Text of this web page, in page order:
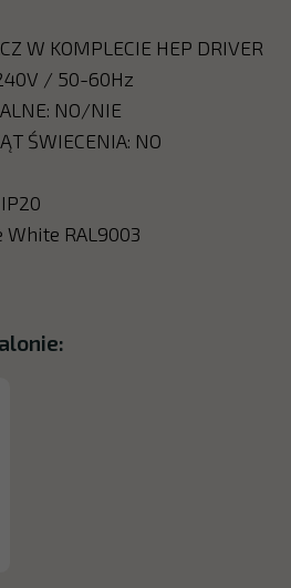
W KOMPLECIE HEP DRIVER
/ 50-60Hz
NO/NIE
ŚWIECENIA: NO
IP20
White RAL9003